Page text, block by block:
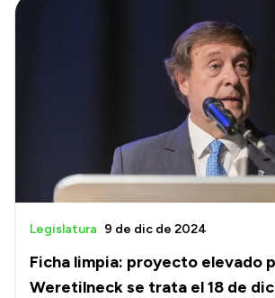
Ficha limpia: proyecto elevado
Weretilneck se trata el 18 de
Legislatura 9 de dic de 2024